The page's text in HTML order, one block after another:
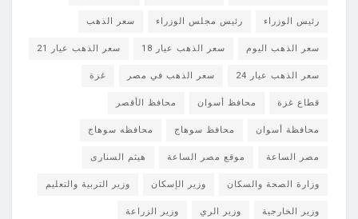
رئيس الوزراء رئيس مجلس الوزراء سعر الذهب
سعر الذهب اليوم سعر الذهب عيار 18 سعر الذهب عيار 21
سعر الذهب عيار 24 سعر الذهب في مصر غزة
قطاع غزة محافظ أسوان محافظ الأقصر
محافظة أسوان محافظ سوهاج محافظه سوهاج
مصر الساعة موقع مصر الساعة هيثم السنارى
وزارة الصحة والسكان وزير الإسكان وزير التربية والتعليم
وزير الخارجية وزير الري وزير الزراعة